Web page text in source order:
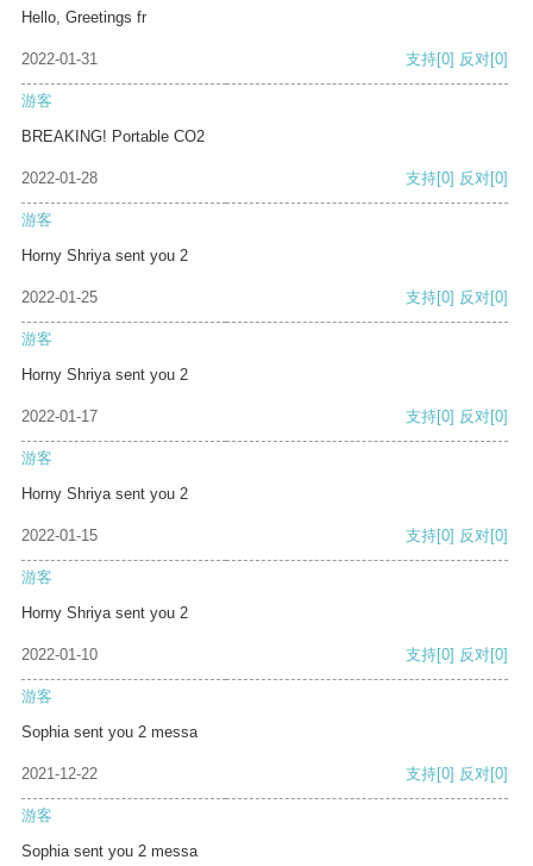
Hello, Greetings fr
2022-01-31 支持[0] 反对[0]
游客
BREAKING! Portable CO2
2022-01-28 支持[0] 反对[0]
游客
Horny Shriya sent you 2
2022-01-25 支持[0] 反对[0]
游客
Horny Shriya sent you 2
2022-01-17 支持[0] 反对[0]
游客
Horny Shriya sent you 2
2022-01-15 支持[0] 反对[0]
游客
Horny Shriya sent you 2
2022-01-10 支持[0] 反对[0]
游客
Sophia sent you 2 messa
2021-12-22 支持[0] 反对[0]
游客
Sophia sent you 2 messa